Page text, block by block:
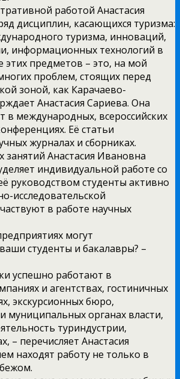
работой Анастасия
дисциплин, касающихся туризма:
туризма, инноваций,
информационных технологий в
этих предметов – это, на мой
проблем, стоящих перед
зоной, как Карачаево-
Анастасия Сариева. Она
в международных, всероссийских
Её статьи
журналах и сборниках.
Анастасия Ивановна
индивидуальной работе со
руководством студенты активно
исследовательской
в работе научных
могут
студенты и бакалавры? –
успешно работают в
и агентствах, гостиничных
экскурсионных бюро,
муниципальных органах власти,
туриндустрии,
– перечисляет Анастасия
находят работу не только в